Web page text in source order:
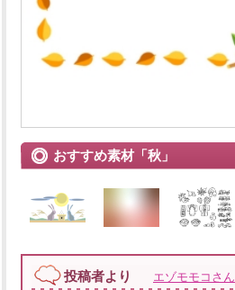
おすすめ素材「秋」
投稿者より エゾモモコさん